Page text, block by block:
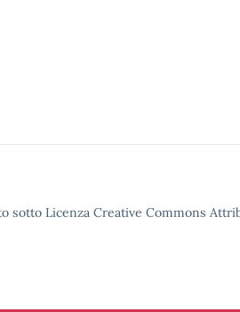
sotto Licenza Creative Commons